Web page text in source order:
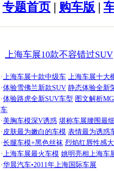
专题首页 购车版
上海车展10款不容错过SUV
·上海车展十款中级车 上海车展十大
·体验雪佛兰新款SUV 静态体验全新
·体验路虎全新SUV车型 图文解析
车
· 美胸车模深V诱惑 堪称车展腰围最
· 皮肤最为嫩白的车模 表情最为诱惑
·长腿车模+黑色丝袜 烈焰红唇性感
·上海车展最火车模 姚明亮相上海车
·华晨汽车•2011年上海国际车展